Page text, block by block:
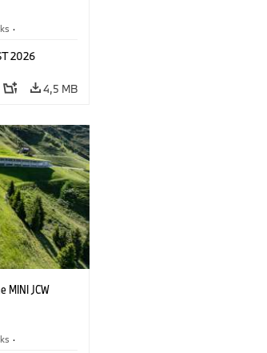
·
2026
4,5 MB
MINI JCW
·